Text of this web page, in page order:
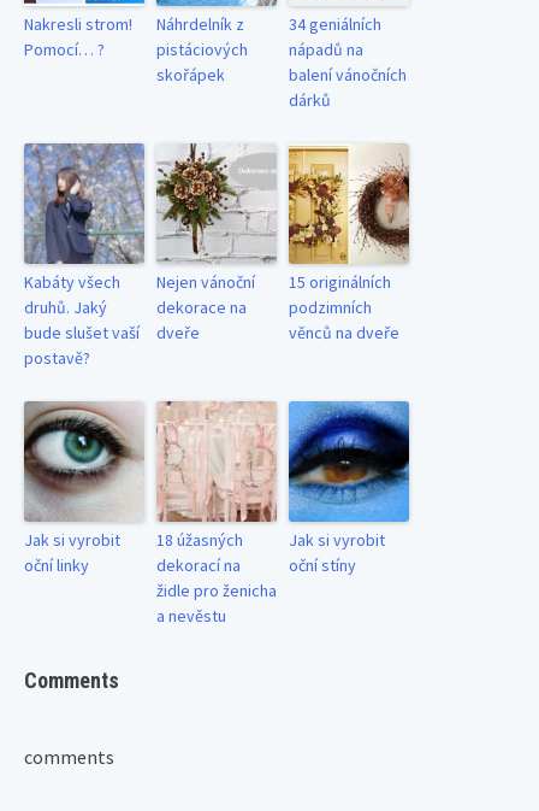
Nakresli strom!
Pomocí… ?
Náhrdelník z
pistáciových
skořápek
34 geniálních
nápadů na
balení vánočních
dárků
Kabáty všech
druhů. Jaký
bude slušet vaší
postavě?
Nejen vánoční
dekorace na
dveře
15 originálních
podzimních
věnců na dveře
Jak si vyrobit
oční linky
18 úžasných
dekorací na
židle pro ženicha
a nevěstu
Jak si vyrobit
oční stíny
Comments
comments